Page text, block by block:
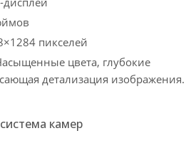
пикселей
цвета, глубокие
детализация изображения.
камер